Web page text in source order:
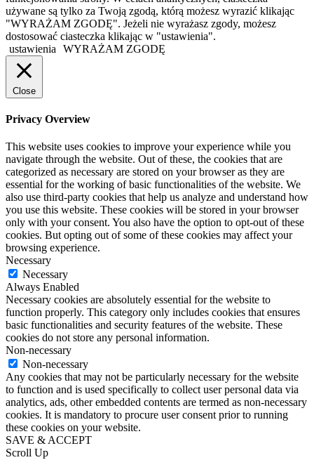
używane są tylko za Twoją zgodą, którą możesz wyrazić klikając
"WYRAŻAM ZGODĘ". Jeżeli nie wyrażasz zgody, możesz
dostosować ciasteczka klikając w "ustawienia".
ustawienia
WYRAŻAM ZGODĘ
Close
Privacy Overview
This website uses cookies to improve your experience while you
navigate through the website. Out of these, the cookies that are
categorized as necessary are stored on your browser as they are
essential for the working of basic functionalities of the website. We
also use third-party cookies that help us analyze and understand how
you use this website. These cookies will be stored in your browser
only with your consent. You also have the option to opt-out of these
cookies. But opting out of some of these cookies may affect your
browsing experience.
Necessary
Necessary
Always Enabled
Necessary cookies are absolutely essential for the website to
function properly. This category only includes cookies that ensures
basic functionalities and security features of the website. These
cookies do not store any personal information.
Non-necessary
Non-necessary
Any cookies that may not be particularly necessary for the website
to function and is used specifically to collect user personal data via
analytics, ads, other embedded contents are termed as non-necessary
cookies. It is mandatory to procure user consent prior to running
these cookies on your website.
SAVE & ACCEPT
Scroll Up